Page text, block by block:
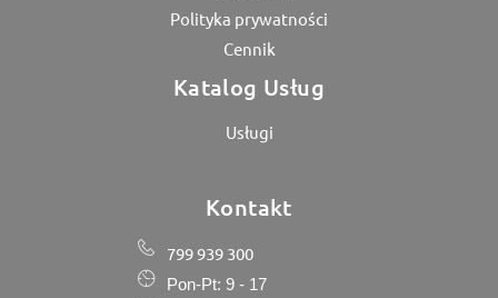
Polityka prywatności
Cennik
Katalog Usług
Usługi
Kontakt
799 939 300
Pon-Pt: 9 - 17